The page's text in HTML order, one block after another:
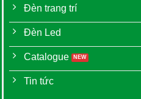
Đèn trang trí
Đèn Led
Catalogue
Tin tức